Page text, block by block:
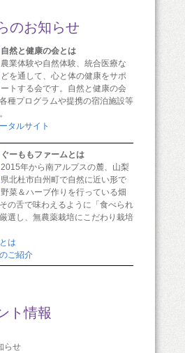
のお知らせ
自然と健康の会とは
農業体験や自然体験、統合医療な
どを通して、心と体の健康をサポ
ートする会です。自然と健康の会
種プログラムや提携の宿泊施設等
タルサイト
ぐーももファームとは
2015年から南アルプスの麓、山梨
県北杜市白州町で自然に近い形で
野菜＆ハーブ作りを行っている畑
の舌で味わえるように「食べられ
選し、無農薬栽培にこだわり栽培
は
ご紹介
ト情報
らせ